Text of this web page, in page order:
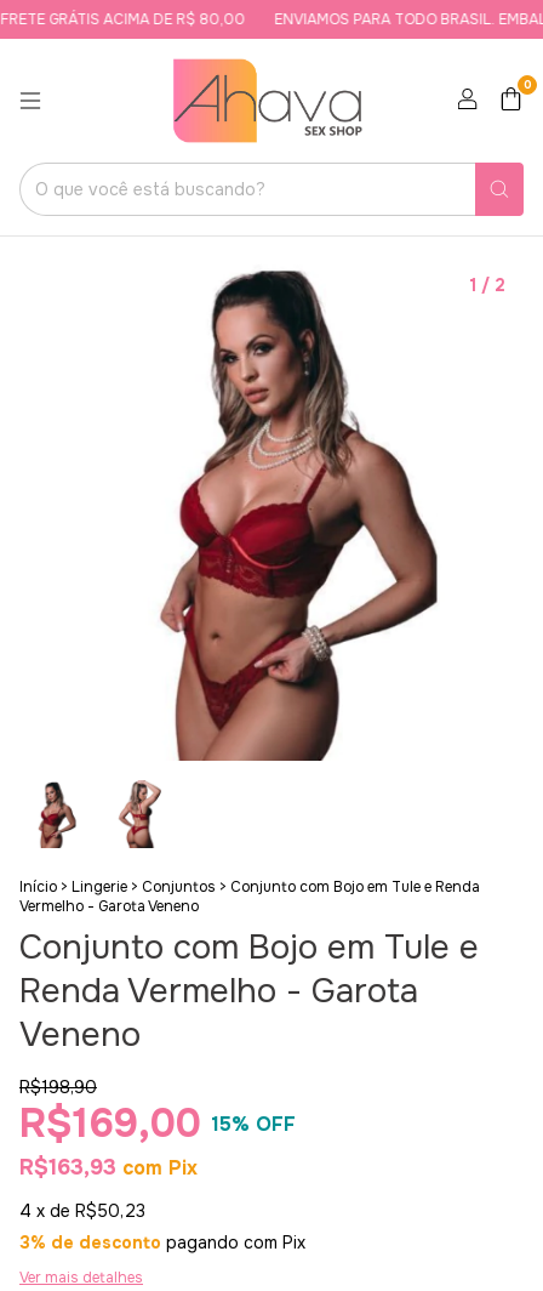
GRÁTIS ACIMA DE R$ 80,00 ENVIAMOS PARA TODO BRASIL.
0
1 / 2
Início > Lingerie > Conjuntos > Conjunto com Bojo em Tule e Renda
Vermelho - Garota Veneno
Conjunto com Bojo em Tule e
Renda Vermelho - Garota
Veneno
R$198,90
R$169,00 15% OFF
R$163,93 com Pix
4 x de R$50,23
3% de desconto pagando com Pix
Ver mais detalhes